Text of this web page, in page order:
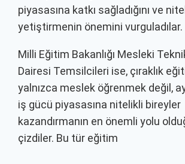
piyasasına katkı sağladığını ve
yetiştirmenin önemini vurguladılar.
Milli Eğitim Bakanlığı Mesleki
Dairesi Temsilcileri ise, çıraklık
yalnızca meslek öğrenmek değil,
iş gücü piyasasına nitelikli bireyler
kazandırmanın en önemli yolu
çizdiler. Bu tür eğitim